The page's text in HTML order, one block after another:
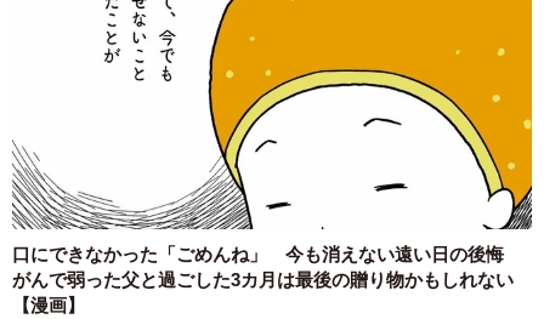
口にできなかった「ごめんね」 今も消えない遠い日の後悔
がんで弱った父と過ごした3カ月は最後の贈り物かもしれない
【漫画】